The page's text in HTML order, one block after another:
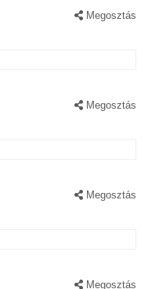
Megosztás
Megosztás
Megosztás
Megosztás